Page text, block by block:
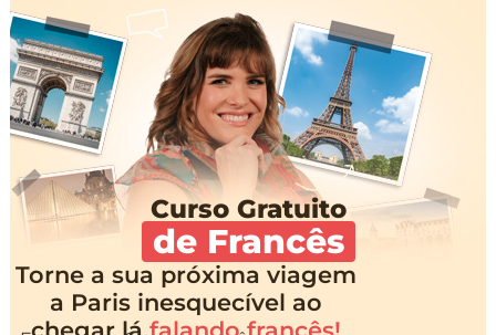
Curso Gratuito
de Francês
Torne a sua próxima viagem
a Paris inesquecível ao